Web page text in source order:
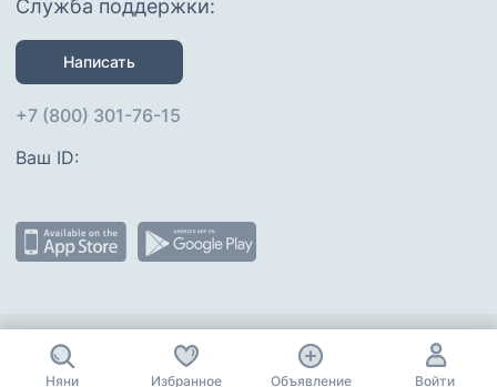
Служба поддержки:
Написать
+7 (800) 301-76-15
Ваш ID:
Присоединяйтесь :
Няни Избранное Объявление Войти